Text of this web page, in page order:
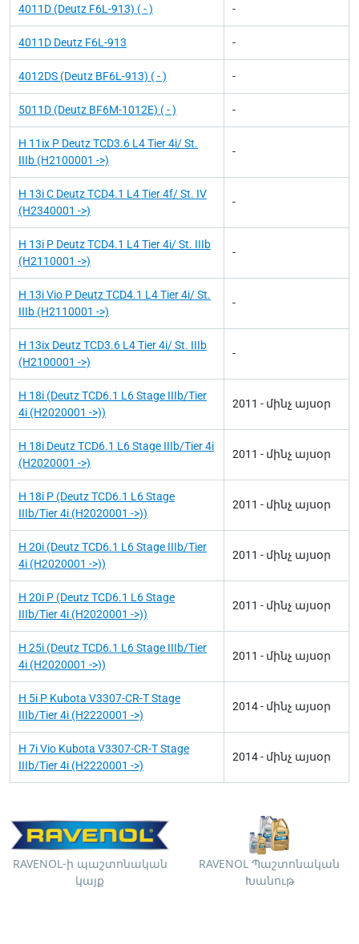
4011D (Deutz F6L-913) ( - ) -
4011D Deutz F6L-913 -
4012DS (Deutz BF6L-913) ( - ) -
5011D (Deutz BF6M-1012E) ( - ) -
H 11ix P Deutz TCD3.6 L4 Tier 4i/ St.
IIIb (H2100001 ->)
-
H 13i C Deutz TCD4.1 L4 Tier 4f/ St. IV
(H2340001 ->)
-
H 13i P Deutz TCD4.1 L4 Tier 4i/ St. IIIb
(H2110001 ->)
-
H 13i Vio P Deutz TCD4.1 L4 Tier 4i/ St.
IIIb (H2110001 ->)
-
H 13ix Deutz TCD3.6 L4 Tier 4i/ St. IIIb
(H2100001 ->)
-
H 18i (Deutz TCD6.1 L6 Stage IIIb/Tier
4i (H2020001 ->))
2011 - մինչ այսօր
H 18i Deutz TCD6.1 L6 Stage IIIb/Tier 4i
(H2020001 ->)
2011 - մինչ այսօր
H 18i P (Deutz TCD6.1 L6 Stage
IIIb/Tier 4i (H2020001 ->))
2011 - մինչ այսօր
H 20i (Deutz TCD6.1 L6 Stage IIIb/Tier
4i (H2020001 ->))
2011 - մինչ այսօր
H 20i P (Deutz TCD6.1 L6 Stage
IIIb/Tier 4i (H2020001 ->))
2011 - մինչ այսօր
H 25i (Deutz TCD6.1 L6 Stage IIIb/Tier
4i (H2020001 ->))
2011 - մինչ այսօր
H 5i P Kubota V3307-CR-T Stage
IIIb/Tier 4i (H2220001 ->)
2014 - մինչ այսօր
H 7i Vio Kubota V3307-CR-T Stage
IIIb/Tier 4i (H2220001 ->)
2014 - մինչ այսօր
RAVENOL-ի պաշտոնական
կայք
RAVENOL Պաշտոնական
Խանութ